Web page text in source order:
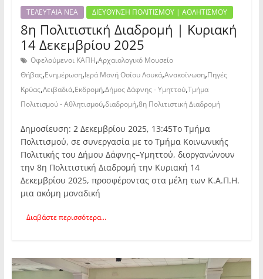
ΤΕΛΕΥΤΑΙΑ ΝΕΑ ΔΙΕΥΘΥΝΣΗ ΠΟΛΙΤΙΣΜΟΥ | ΑΘΛΗΤΙΣΜΟΥ
8η Πολιτιστική Διαδρομή | Κυριακή
14 Δεκεμβρίου 2025
Οφελούμενοι ΚΑΠΗ,Αρχαιολογικό Μουσείο
Θήβας,Ενημέρωση,Ιερά Μονή Οσίου Λουκά,Ανακοίνωση,Πηγές
Κρύας,Λειβαδιά,Εκδρομή,Δήμος Δάφνης - Υμηττού,Τμήμα
Πολιτισμού - Αθλητισμού,διαδρομή,8η Πολιτιστική Διαδρομή
Δημοσίευση: 2 Δεκεμβρίου 2025, 13:45Το Τμήμα
Πολιτισμού, σε συνεργασία με το Τμήμα Κοινωνικής
Πολιτικής του Δήμου Δάφνης–Υμηττού, διοργανώνουν
την 8η Πολιτιστική Διαδρομή την Κυριακή 14
Δεκεμβρίου 2025, προσφέροντας στα μέλη των Κ.Α.Π.Η.
μια ακόμη μοναδική
Διαβάστε περισσότερα...